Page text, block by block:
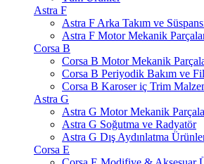
Astra F
Astra F Arka Takım ve
Astra F Motor Mekanik
Corsa B
Corsa B Motor Mekanik
Corsa B Periyodik Bakım ve
Corsa B Karoser iç Trim
Astra G
Astra G Motor Mekanik
Astra G Soğutma ve Radyatör
Astra G Dış Aydınlatma
Corsa E